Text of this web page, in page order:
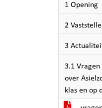
1 Opening
2
3
3.1 Vragen
over
klas en op